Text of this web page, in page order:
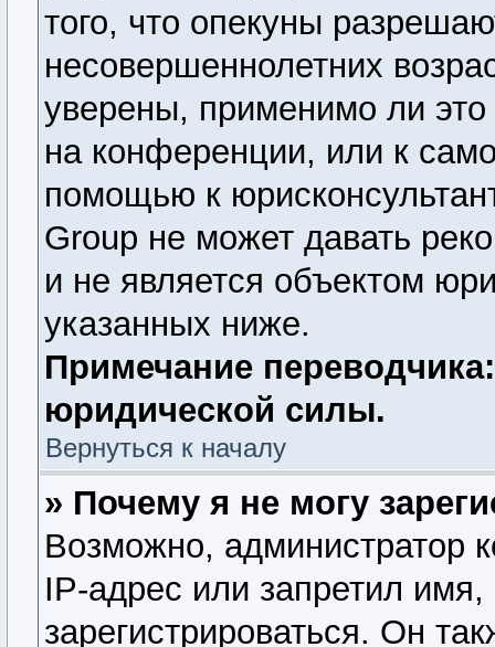
того, что опекуны
несовершеннолетних
уверены, применимо ли
на конференции, или к
помощью к
Group не может давать
и не является объектом
указанных ниже.
Примечание
юридической силы.
Вернуться к началу
» Почему я не могу
Возможно, администратор
IP-адрес или запретил
зарегистрироваться. Он